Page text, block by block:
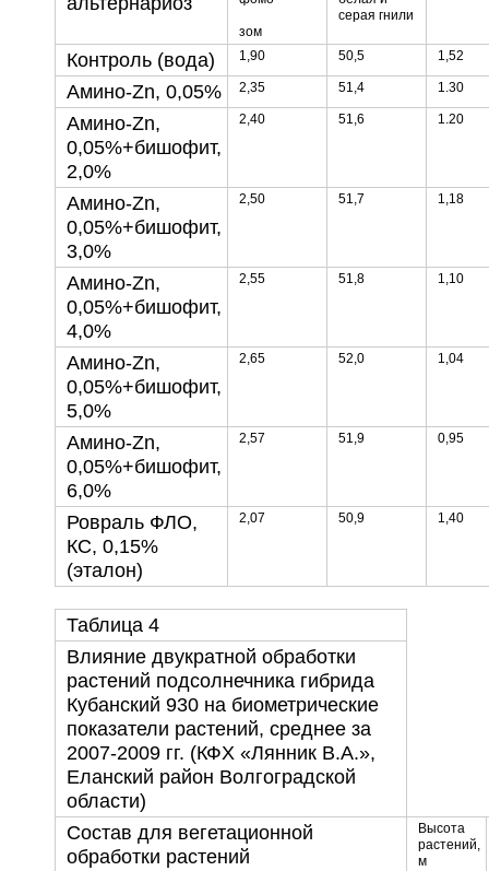
зом
серая гнили
Контроль (вода) 1,90 50,5 1,52
Амино-Zn, 0,05% 2,35 51,4 1.30
Амино-Zn,
0,05%+бишофит,
2,0%
2,40 51,6 1.20
Амино-Zn,
0,05%+бишофит,
3,0%
2,50 51,7 1,18
Амино-Zn,
0,05%+бишофит,
4,0%
2,55 51,8 1,10
Амино-Zn,
0,05%+бишофит,
5,0%
2,65 52,0 1,04
Амино-Zn,
0,05%+бишофит,
6,0%
2,57 51,9 0,95
Ровраль ФЛО,
КС, 0,15%
(эталон)
2,07 50,9 1,40
Таблица 4
Влияние двукратной обработки
растений подсолнечника гибрида
Кубанский 930 на биометрические
показатели растений, среднее за
2007-2009 гг. (КФХ «Лянник В.А.»,
Еланский район Волгоградской
области)
Состав для вегетационной
обработки растений
Высота
растений,
м